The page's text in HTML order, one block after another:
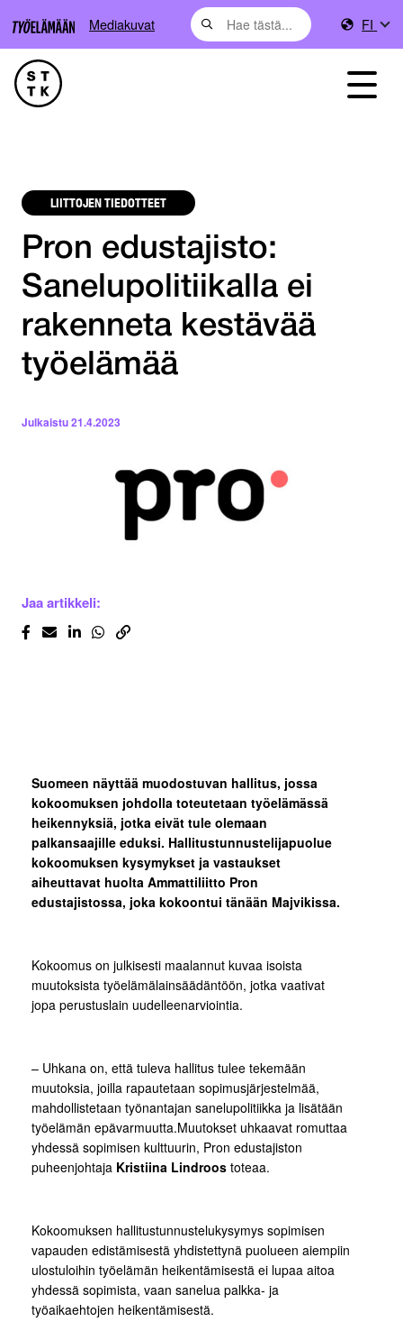
Mediakuvat FI
LIITTOJEN TIEDOTTEET
Pron edustajisto:
Sanelupolitiikalla ei
rakenneta kestävää
työelämää
Julkaistu21.4.2023
Jaa artikkeli:
Suomeen näyttää muodostuvan hallitus, jossa
kokoomuksen johdolla toteutetaan työelämässä
heikennyksiä, jotka eivät tule olemaan
palkansaajille eduksi. Hallitustunnustelijapuolue
kokoomuksen kysymykset ja vastaukset
aiheuttavat huolta Ammattiliitto Pron
edustajistossa, joka kokoontui tänään Majvikissa.
Kokoomus on julkisesti maalannut kuvaa isoista
muutoksista työelämälainsäädäntöön, jotka vaativat
jopa perustuslain uudelleenarviointia.
– Uhkana on, että tuleva hallitus tulee tekemään
muutoksia, joilla rapautetaan sopimusjärjestelmää,
mahdollistetaan työnantajan sanelupolitiikka ja lisätään
työelämän epävarmuutta.Muutokset uhkaavat romuttaa
yhdessä sopimisen kulttuurin, Pron edustajiston
puheenjohtaja Kristiina Lindroos toteaa.
Kokoomuksen hallitustunnustelukysymys sopimisen
vapauden edistämisestä yhdistettynä puolueen aiempiin
ulostuloihin työelämän heikentämisestä ei lupaa aitoa
yhdessä sopimista, vaan sanelua palkka- ja
työaikaehtojen heikentämisestä.